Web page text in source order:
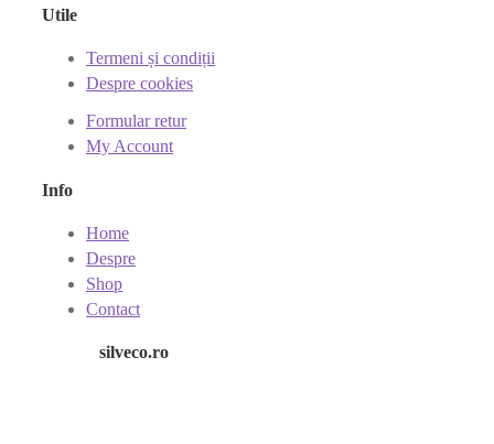
Utile
Termeni și condiții
Despre cookies
Formular retur
My Account
Info
Home
Despre
Shop
Contact
silveco.ro